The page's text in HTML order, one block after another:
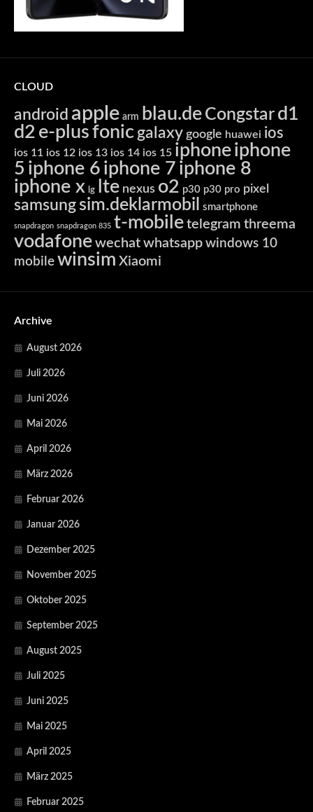
CLOUD
android apple arm blau.de Congstar d1
d2 e-plusfonic galaxy google huawei ios
ios 11 ios 12 ios 13 ios 14 ios 15 iphoneiphone
5 iphone 6 iphone 7 iphone 8
iphone x lg lte nexus o2 p30 p30 pro pixel
samsung sim.deklarmobil smartphone
snapdragon snapdragon 835 t-mobile telegram threema
vodafone wechat whatsapp windows 10
mobile winsim Xiaomi
Archive
August 2026
Juli 2026
Juni 2026
Mai 2026
April 2026
März 2026
Februar 2026
Januar 2026
Dezember 2025
November 2025
Oktober 2025
September 2025
August 2025
Juli 2025
Juni 2025
Mai 2025
April 2025
März 2025
Februar 2025